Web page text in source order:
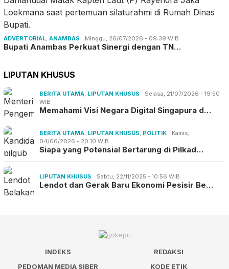
ADVERTORIAL, ANAMBAS Minggu, 26/07/2026 - 09:39 WIB
Bupati Anambas Perkuat Sinergi dengan TN…
LIPUTAN KHUSUS
BERITA UTAMA, LIPUTAN KHUSUS
Selasa, 21/07/2026 - 19:50
WIB
Memahami Visi Negara Digital Singapura d…
BERITA UTAMA, LIPUTAN KHUSUS, POLITIK
Kamis,
04/06/2026 - 20:10 WIB
Siapa yang Potensial Bertarung di Pilkad…
LIPUTAN KHUSUS Sabtu, 22/11/2025 - 10:56 WIB
Lendot dan Gerak Baru Ekonomi Pesisir Be…
INDEKS
REDAKSI
PEDOMAN MEDIA SIBER
KODE ETIK